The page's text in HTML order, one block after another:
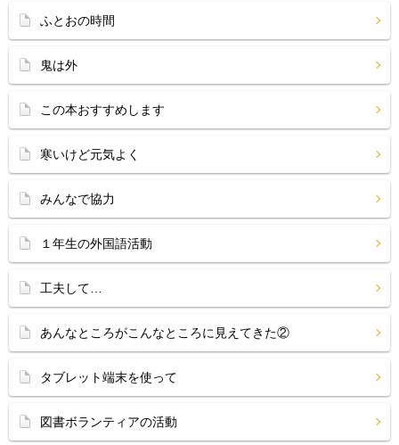
ふとおの時間
鬼は外
この本おすすめします
寒いけど元気よく
みんなで協力
１年生の外国語活動
工夫して…
あんなところがこんなところに見えてきた②
タブレット端末を使って
図書ボランティアの活動